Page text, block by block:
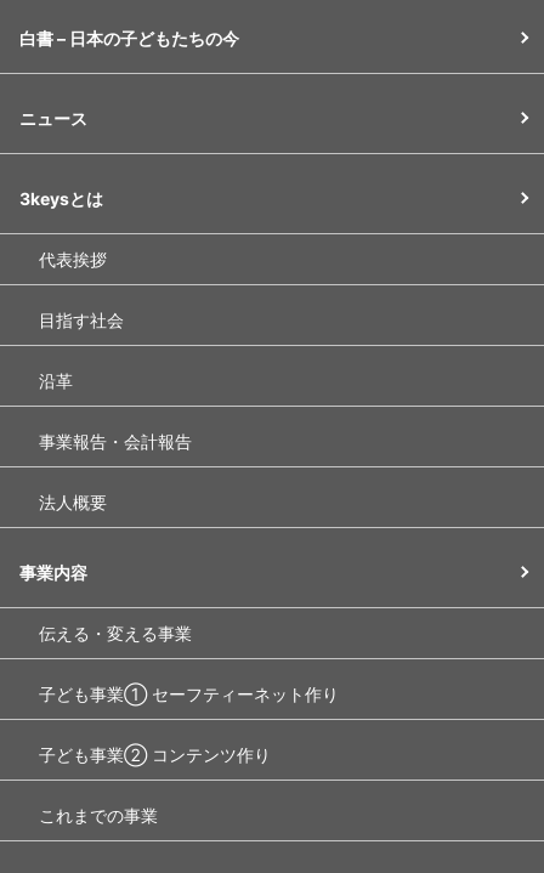
白書 – 日本の子どもたちの今
ニュース
3keysとは
代表挨拶
目指す社会
沿革
事業報告・会計報告
法人概要
事業内容
伝える・変える事業
子ども事業① セーフティーネット作り
子ども事業② コンテンツ作り
これまでの事業